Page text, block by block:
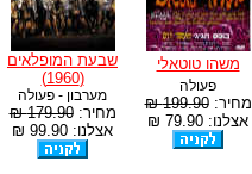
משהו טוטאלי
פעולה
מחיר:199.90 ₪
אצלנו: 79.90 ₪
שבעת המופלאים
(1960)
מערבון - פעולה
מחיר:179.90 ₪
אצלנו: 99.90 ₪